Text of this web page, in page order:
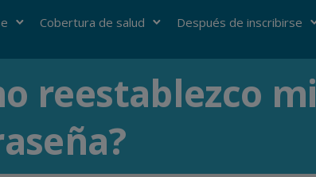
Cobertura de salud Después de inscribirse
reestablezco mi